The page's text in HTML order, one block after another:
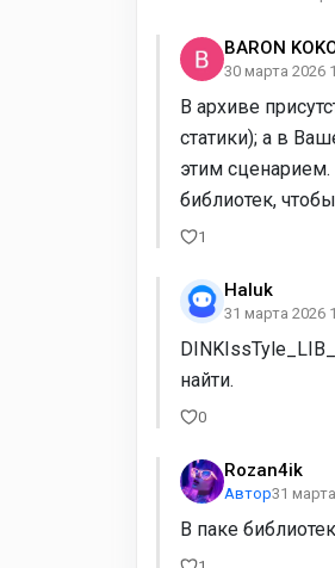
BARON
30 марта 2026
В архиве
статики); а в
этим сценарием.
библиотек,
1
Haluk
31 марта 2026
найти.
0
Rozan4ik
Автор31
В паке